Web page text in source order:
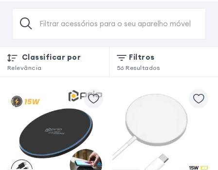
Filtrar acessórios para o seu aparelho móvel
Classificar por
Relevância
Filtros
56 Resultados